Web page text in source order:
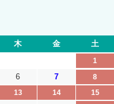
木 金 土
1
6 7
8
13 14
15